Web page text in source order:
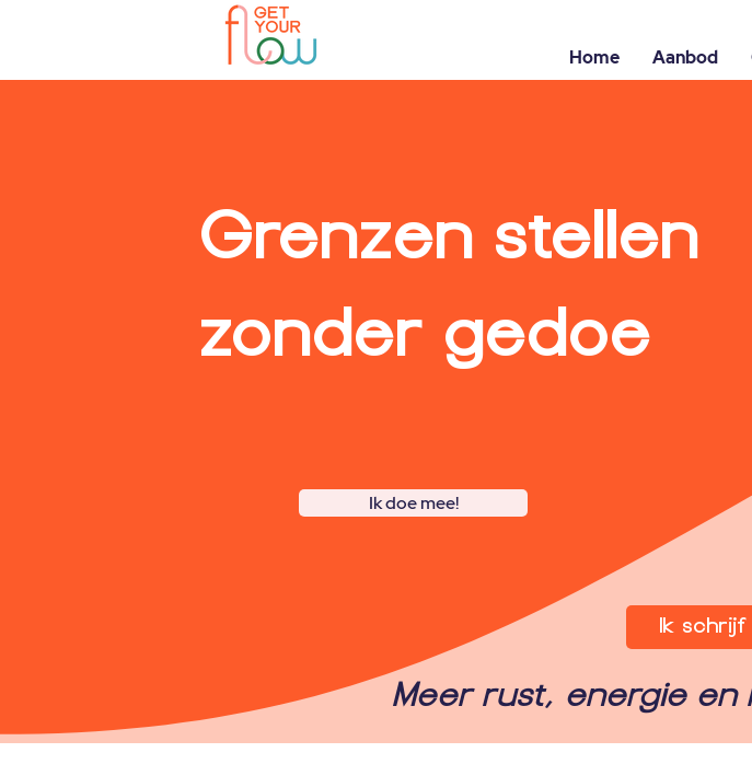
Home Aanbod
Grenzen stellen
zonder gedoe
Ik schrijf
Ik doe mee!
Meer rust, energie en